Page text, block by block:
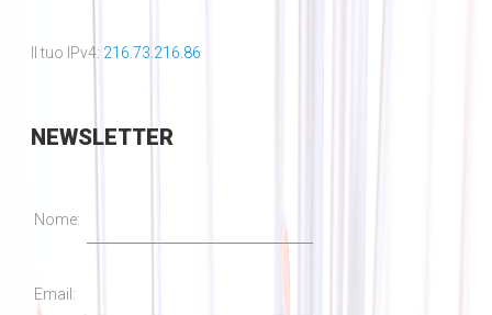
Il tuo IPv4: 216.73.216.86
NEWSLETTER
Nome:
Email: